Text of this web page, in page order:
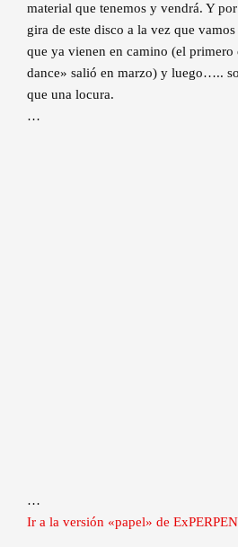
material que tenemos y vendrá. Y
gira de este disco a la vez que
que ya vienen en camino (el primero
dance» salió en marzo) y luego…..
que una locura.
…
…
Ir a la versión «papel» de